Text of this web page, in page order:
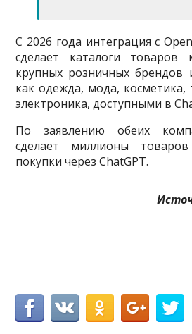
С 2026 года интеграция с
сделает каталоги товаров
крупных розничных брендов
как одежда, мода,
электроника, доступными в
По заявлению обеих
сделает миллионы
покупки через ChatGPT.